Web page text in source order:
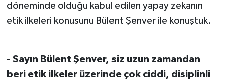
döneminde olduğu kabul edilen yapay zekanın
etik ilkeleri konusunu Bülent Şenver ile konuştuk.
- Sayın Bülent Şenver, siz uzun zamandan
beri etik ilkeler üzerinde çok ciddi, disiplinli